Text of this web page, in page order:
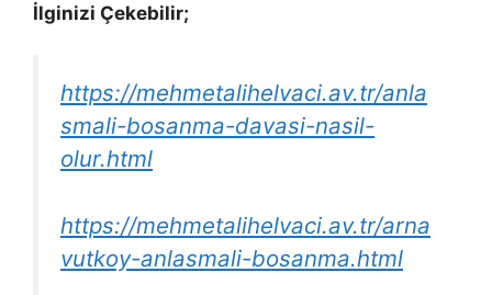
İlginizi Çekebilir;
https://mehmetalihelvaci.av.tr/anla
smali-bosanma-davasi-nasil-
olur.html
https://mehmetalihelvaci.av.tr/arna
vutkoy-anlasmali-bosanma.html